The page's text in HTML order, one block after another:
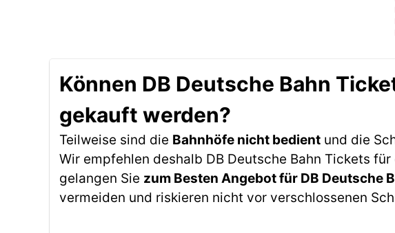
Können DB Deutsche Bahn
gekauft werden?
Teilweise sind die Bahnhöfe nicht bedient und die
Wir empfehlen deshalb DB Deutsche Bahn Tickets
gelangen Sie zum Besten Angebot für DB Deutsche
vermeiden und riskieren nicht vor verschlossenen